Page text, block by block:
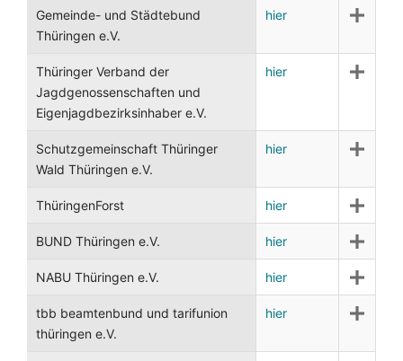
Gemeinde- und Städtebund
Thüringen e.V.
hier
Thüringer Verband der
Jagdgenossenschaften und
Eigenjagdbezirksinhaber e.V.
hier
Schutzgemeinschaft Thüringer
Wald Thüringen e.V.
hier
ThüringenForst hier
BUND Thüringen e.V. hier
NABU Thüringen e.V. hier
tbb beamtenbund und tarifunion
thüringen e.V.
hier